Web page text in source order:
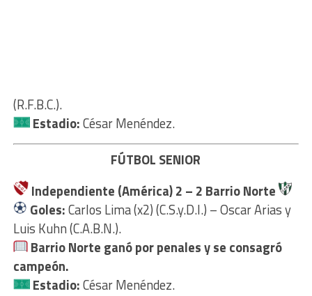
(R.F.B.C.).
Estadio:César Menéndez.
FÚTBOL SENIOR
Independiente (América) 2 – 2 Barrio Norte
Goles:Carlos Lima (x2) (C.S.y.D.I.) – Oscar Arias y
Luis Kuhn (C.A.B.N.).
Barrio Norte ganó por penales y se consagró
campeón.
Estadio:César Menéndez.